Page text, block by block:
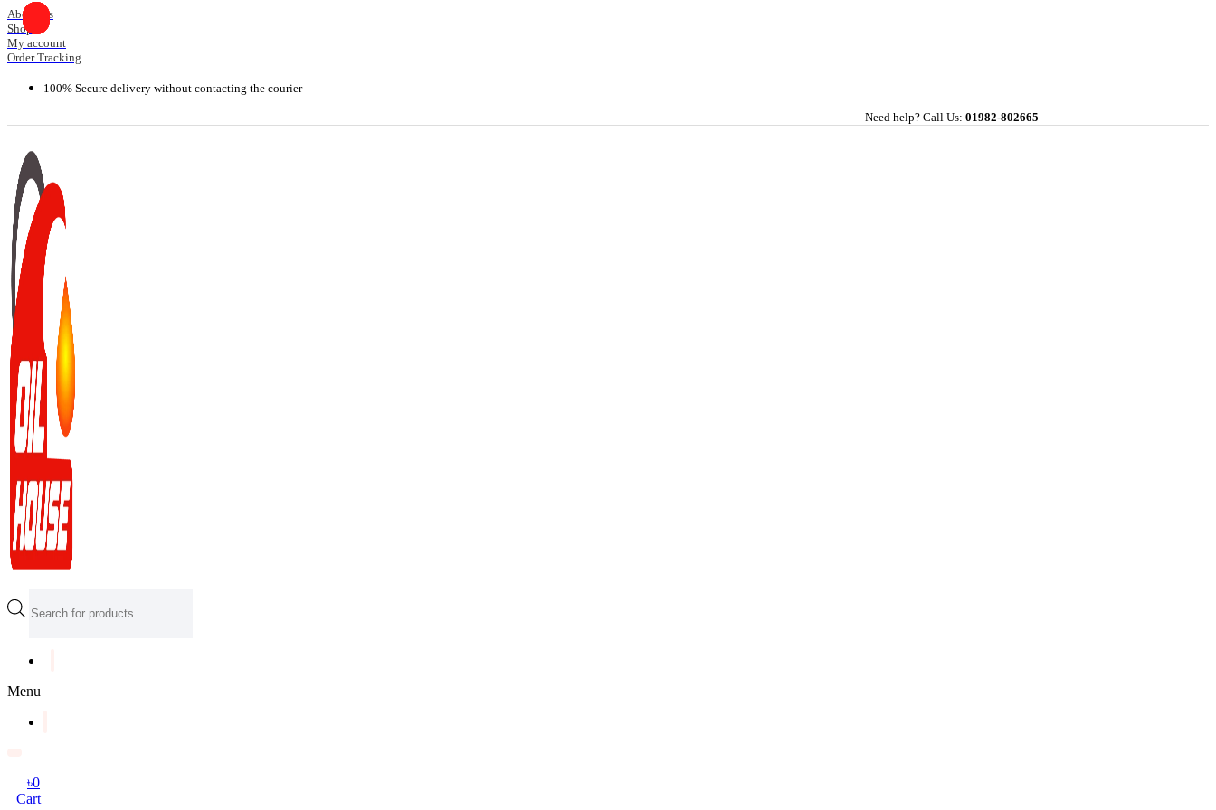
Skip
to
content
About Us
Shop
My account
Order Tracking
100% Secure delivery without contacting the courier
Need help? Call Us: 01982-802665
search
Menu
৳0
Cart